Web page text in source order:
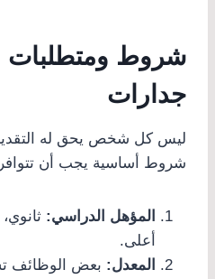
شروط ومتطلبات
جدارات
ليس كل شخص يحق له
شروط أساسية يجب أن
المؤهل الدراسي:
أعلى.
المعدل: بعض الوظائف